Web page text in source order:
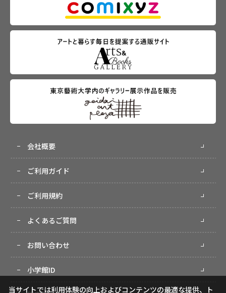
会社概要
ご利用ガイド
ご利用規約
よくあるご質問
お問い合わせ
小学館ID
当サイトでは利用体験の向上およびコンテンツの最適な提供、ト